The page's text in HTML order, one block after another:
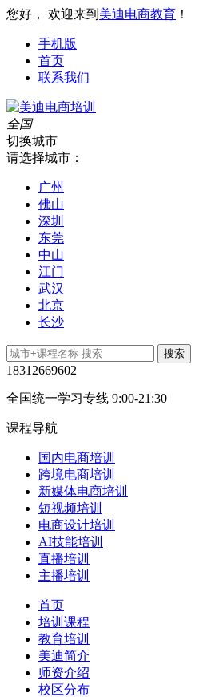
您好， 欢迎来到 美迪电商教育 ！
手机版
首页
联系我们
全国
切换城市
请选择城市：
广州
佛山
深圳
东莞
中山
江门
武汉
北京
长沙
18312669602
全国统一学习专线 9:00-21:30
课程导航
国内电商培训
跨境电商培训
新媒体电商培训
短视频培训
电商设计培训
AI技能培训
直播培训
主播培训
首页
培训课程
教育培训
美迪简介
师资介绍
校区分布